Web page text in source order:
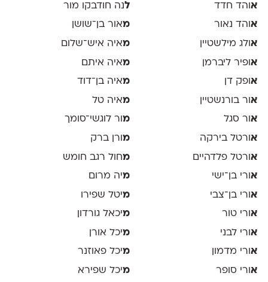
אוהד חדד
אוהד נאור
אולג מילשטיין
אופיר ליברמן
אופק דן
אור בורנשטיין
אור סגל
אורטל בירקה
אורטל פלדהיים
אורי בן־ישי
אורי בן־צבי
אורי טור
אורי לבני
אורי מדמון
אורי סופר
לנה חודבקו מור
מאור בן־שושן
מאיה איש־שלום
מאיה איתם
מאיה בן־דוד
מאיה טל
מור לוגשי־סומך
מ ורן ברק
מחול רגב חומש
מיה מרום
מיטל שפירו
מיכאל גורדון
מיכל אורן
מיכל פאוזנר
מיכל שפירא